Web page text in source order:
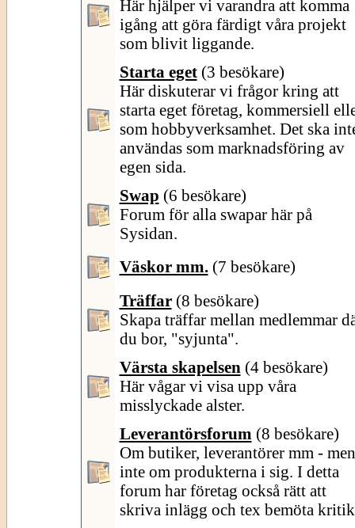
Här hjälper vi varandra att komma
igång att göra färdigt våra projekt
som blivit liggande.
Starta eget (3 besökare)
Här diskuterar vi frågor kring att
starta eget företag, kommersiell
som hobbyverksamhet. Det ska
användas som marknadsföring av
egen sida.
Swap (6 besökare)
Forum för alla swapar här på
Sysidan.
Väskor mm. (7 besökare)
Träffar (8 besökare)
Skapa träffar mellan medlemmar
du bor, "syjunta".
Värsta skapelsen (4 besökare)
Här vågar vi visa upp våra
misslyckade alster.
Leverantörsforum (8 besökare)
Om butiker, leverantörer mm - men
inte om produkterna i sig. I detta
forum har företag också rätt att
skriva inlägg och tex bemöta